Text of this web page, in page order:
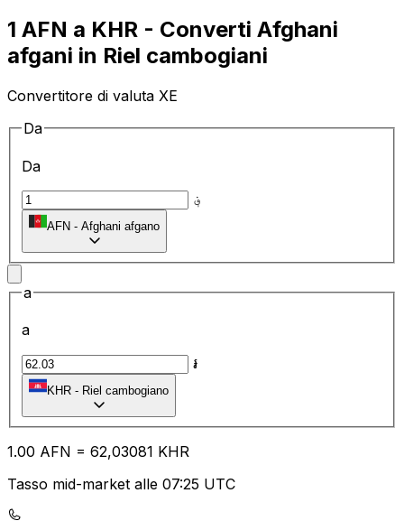
1 AFN a KHR - Converti Afghani
afgani in Riel cambogiani
Convertitore di valuta XE
Da
Da
؋
AFN - Afghani afgano
a
a
៛
KHR - Riel cambogiano
1.00 AFN = 62,03081 KHR
Tasso mid-market alle 07:25 UTC